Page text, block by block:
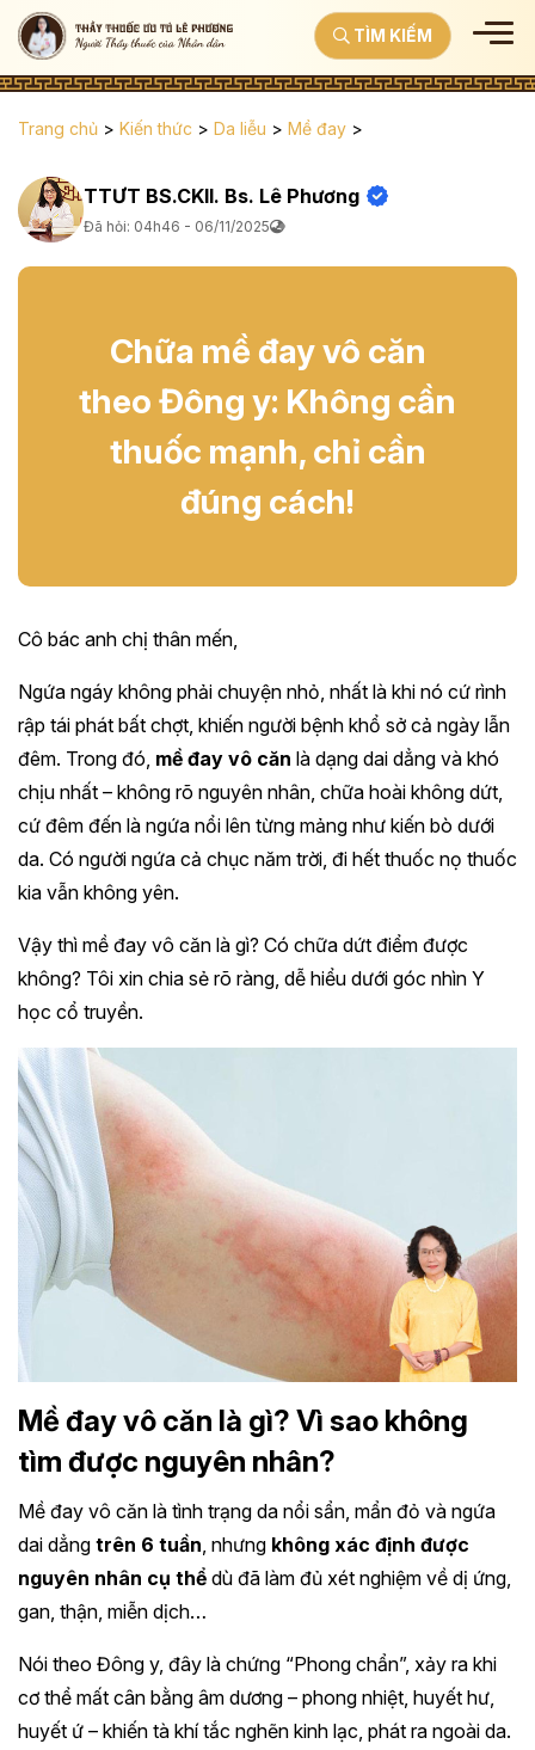
TÌM KIẾM
Trang chủ > Kiến thức > Da liễu > Mề đay >
TTƯT BS.CKII. Bs. Lê Phương
Đã hỏi: 04h46 - 06/11/2025
Chữa mề đay vô căn
theo Đông y: Không cần
thuốc mạnh, chỉ cần
đúng cách!
Cô bác anh chị thân mến,
Ngứa ngáy không phải chuyện nhỏ, nhất là khi nó cứ rình
rập tái phát bất chợt, khiến người bệnh khổ sở cả ngày lẫn
đêm. Trong đó, mề đay vô căn là dạng dai dẳng và khó
chịu nhất – không rõ nguyên nhân, chữa hoài không dứt,
cứ đêm đến là ngứa nổi lên từng mảng như kiến bò dưới
da. Có người ngứa cả chục năm trời, đi hết thuốc nọ thuốc
kia vẫn không yên.
Vậy thì mề đay vô căn là gì? Có chữa dứt điểm được
không? Tôi xin chia sẻ rõ ràng, dễ hiểu dưới góc nhìn Y
học cổ truyền.
Mề đay vô căn là gì? Vì sao không
tìm được nguyên nhân?
Mề đay vô căn là tình trạng da nổi sẩn, mẩn đỏ và ngứa
dai dẳng trên 6 tuần , nhưng không xác định được
nguyên nhân cụ thể dù đã làm đủ xét nghiệm về dị ứng,
gan, thận, miễn dịch…
Nói theo Đông y, đây là chứng “Phong chẩn”, xảy ra khi
cơ thể mất cân bằng âm dương – phong nhiệt, huyết hư,
huyết ứ – khiến tà khí tắc nghẽn kinh lạc, phát ra ngoài da.